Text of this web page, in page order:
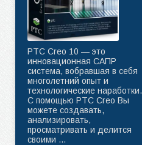
PTC Creo 10 — это
инновационная САПР
система, вобравшая в себя
многолетний опыт и
технологические наработки.
C помощью PTC Creo Вы
можете создавать,
анализировать,
просматривать и делится
своими ...